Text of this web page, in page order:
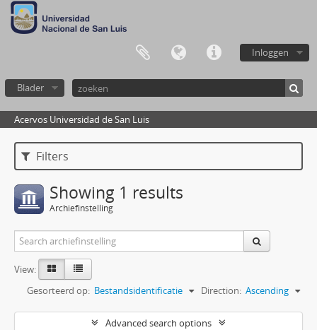
Inloggen
Blader
Acervos Universidad de San Luis
Filters
Showing 1 results
Archiefinstelling
View:
Gesorteerd op: Bestandsidentificatie Direction: Ascending
Advanced search options